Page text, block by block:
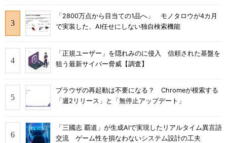
「2800万点から目当ての1品へ」 モノタロウが4カ月
で実装した、AI任せにしない独自検索機能
「正規ユーザー」を隠れみのに侵入 信頼された基盤を
狙う最新サイバー脅威【調査】
ブラウザの再起動は不要になる？ Chromeが模索する
「週2リリース」と「無停止アップデート」
「三國志 覇道」が生成AIで実現したリアルタイム異言語
交流 ゲーム性を損なわないシステム設計の工夫